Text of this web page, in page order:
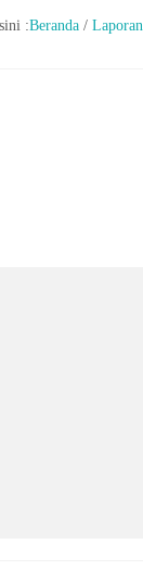
:Beranda /